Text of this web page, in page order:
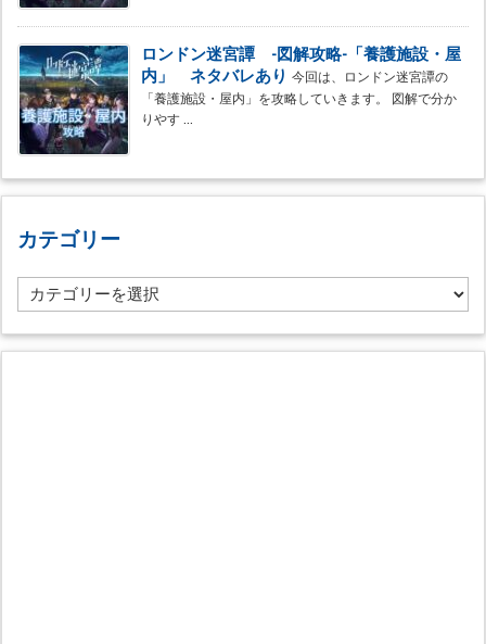
ロンドン迷宮譚 -図解攻略-「養護施設・屋
内」 ネタバレあり 今回は、ロンドン迷宮譚の
「養護施設・屋内」を攻略していきます。 図解で分か
りやす ...
カテゴリー
テ
ゴ
リ